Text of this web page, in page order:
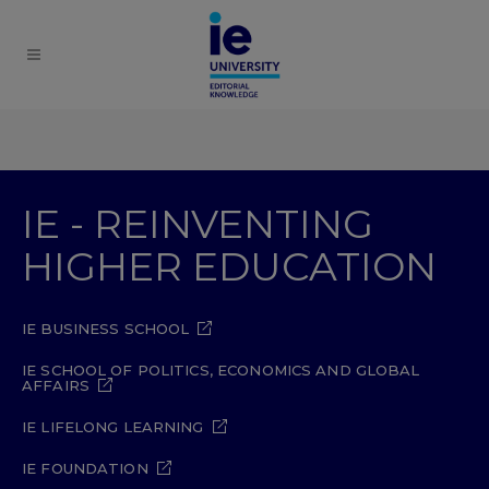
IE - REINVENTING
HIGHER EDUCATION
IE BUSINESS SCHOOL
IE SCHOOL OF POLITICS, ECONOMICS AND GLOBAL
AFFAIRS
IE LIFELONG LEARNING
IE FOUNDATION